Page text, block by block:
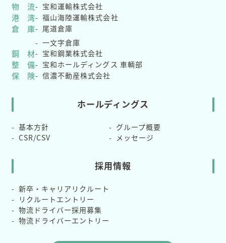
物 流 宝和運輸株式会社
港 湾 福山海陸運輸株式会社
倉 庫
尾道倉庫
一文字倉庫
鋼 材 宝和鋼業株式会社
整 備 宝和ホールディングス 車輌部
保 険 信濃不動産株式会社
ホールディングス
基本方針
グループ概要
CSR/CSV
メッセージ
採用情報
新卒・キャリアリクルート
リクルートエントリー
物流ドライバー採用募集
物流ドライバーエントリー